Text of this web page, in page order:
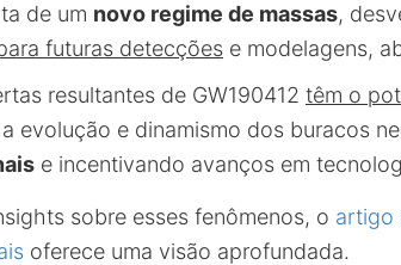
de um novo regime de massas,
futuras detecções e modelagens,
resultantes de GW190412 têm o
evolução e dinamismo dos buracos
e incentivando avanços em
sobre esses fenômenos, o artigo
oferece uma visão aprofundada.